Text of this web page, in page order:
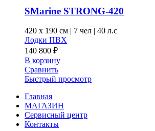
SMarine STRONG-420
420 x 190 см | 7 чел | 40 л.с
Лодки ПВХ
140 800 ₽
В корзину
Сравнить
Быстрый просмотр
Главная
МАГАЗИН
Сервисный центр
Контакты